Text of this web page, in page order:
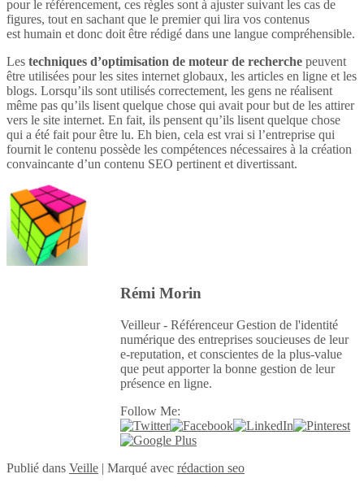
pour le référencement, ces règles sont à ajuster suivant les cas de
figures, tout en sachant que le premier qui lira vos contenus
est humain et donc doit être rédigé dans une langue compréhensible.
Les techniques d’optimisation de moteur de recherche peuvent
être utilisées pour les sites internet globaux, les articles en ligne et les
blogs. Lorsqu’ils sont utilisés correctement, les gens ne réalisent
même pas qu’ils lisent quelque chose qui avait pour but de les attirer
vers le site internet. En fait, ils pensent qu’ils lisent quelque chose
qui a été fait pour être lu. Eh bien, cela est vrai si l’entreprise qui
fournit le contenu possède les compétences nécessaires à la création
convaincante d’un contenu SEO pertinent et divertissant.
Rémi Morin
Veilleur - Référenceur Gestion de l'identité
numérique des entreprises soucieuses de leur
e-reputation, et conscientes de la plus-value
que peut apporter la bonne gestion de leur
présence en ligne.
Follow Me:
Publié dans Veille | Marqué avec rédaction seo